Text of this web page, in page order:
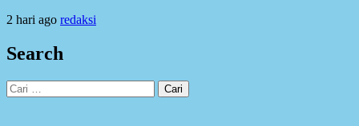
2 hari ago redaksi
Search
Cari
untuk: